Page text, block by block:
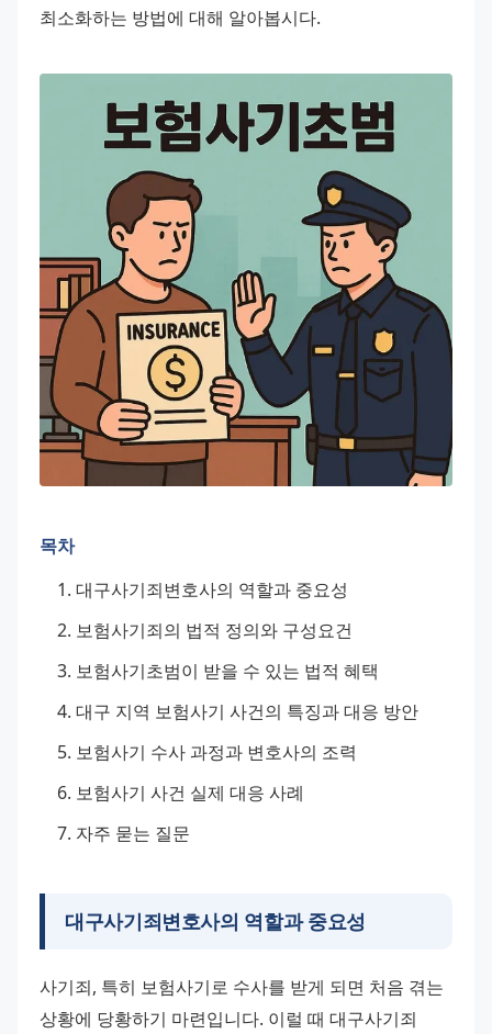
최소화하는 방법에 대해 알아봅시다.
목차
대구사기죄변호사의 역할과 중요성
보험사기죄의 법적 정의와 구성요건
보험사기초범이 받을 수 있는 법적 혜택
대구 지역 보험사기 사건의 특징과 대응 방안
보험사기 수사 과정과 변호사의 조력
보험사기 사건 실제 대응 사례
자주 묻는 질문
대구사기죄변호사의 역할과 중요성
사기죄, 특히 보험사기로 수사를 받게 되면 처음 겪는
상황에 당황하기 마련입니다. 이럴 때 대구사기죄